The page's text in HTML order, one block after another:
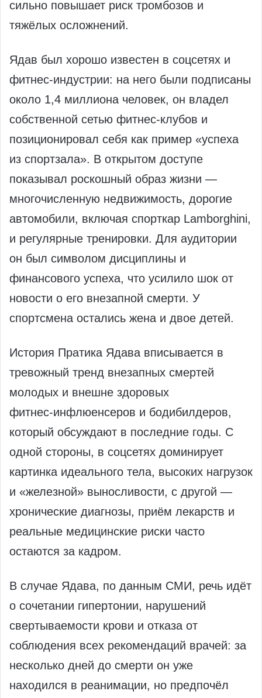
сильно повышает риск тромбозов и
тяжёлых осложнений.
Ядав был хорошо известен в соцсетях и
фитнес‑индустрии: на него были подписаны
около 1,4 миллиона человек, он владел
собственной сетью фитнес‑клубов и
позиционировал себя как пример «успеха
из спортзала». В открытом доступе
показывал роскошный образ жизни —
многочисленную недвижимость, дорогие
автомобили, включая спорткар Lamborghini,
и регулярные тренировки. Для аудитории
он был символом дисциплины и
финансового успеха, что усилило шок от
новости о его внезапной смерти. У
спортсмена остались жена и двое детей.
История Пратика Ядава вписывается в
тревожный тренд внезапных смертей
молодых и внешне здоровых
фитнес‑инфлюенсеров и бодибилдеров,
который обсуждают в последние годы. С
одной стороны, в соцсетях доминирует
картинка идеального тела, высоких нагрузок
и «железной» выносливости, с другой —
хронические диагнозы, приём лекарств и
реальные медицинские риски часто
остаются за кадром.
В случае Ядава, по данным СМИ, речь идёт
о сочетании гипертонии, нарушений
свертываемости крови и отказа от
соблюдения всех рекомендаций врачей: за
несколько дней до смерти он уже
находился в реанимации, но предпочёл